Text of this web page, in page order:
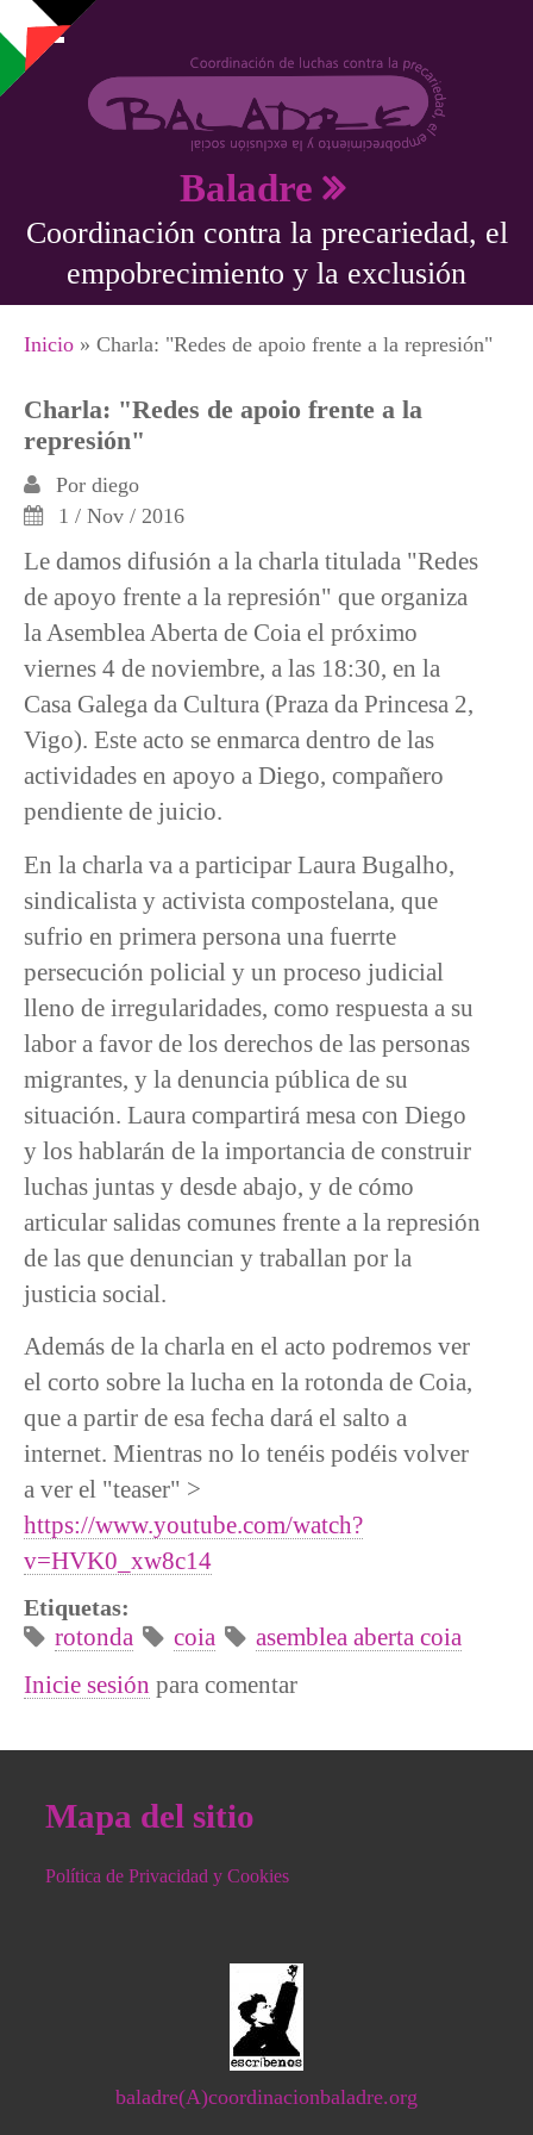
Pasar al contenido principal
Baladre
Coordinación contra la precariedad, el
empobrecimiento y la exclusión
Se encuentra usted aquí
Inicio » Charla: "Redes de apoio frente a la represión"
Charla: "Redes de apoio frente a la
represión"
Por diego
1 / Nov / 2016
Le damos difusión a la charla titulada "Redes
de apoyo frente a la represión" que organiza
la Asemblea Aberta de Coia el próximo
viernes 4 de noviembre, a las 18:30, en la
Casa Galega da Cultura (Praza da Princesa 2,
Vigo). Este acto se enmarca dentro de las
actividades en apoyo a Diego, compañero
pendiente de juicio.
En la charla va a participar Laura Bugalho,
sindicalista y activista compostelana, que
sufrio en primera persona una fuerrte
persecución policial y un proceso judicial
lleno de irregularidades, como respuesta a su
labor a favor de los derechos de las personas
migrantes, y la denuncia pública de su
situación. Laura compartirá mesa con Diego
y los hablarán de la importancia de construir
luchas juntas y desde abajo, y de cómo
articular salidas comunes frente a la represión
de las que denuncian y traballan por la
justicia social.
Además de la charla en el acto podremos ver
el corto sobre la lucha en la rotonda de Coia,
que a partir de esa fecha dará el salto a
internet. Mientras no lo tenéis podéis volver
a ver el "teaser" >
https://www.youtube.com/watch?
v=HVK0_xw8c14
Etiquetas:
rotonda coia
asemblea aberta coia
Inicie sesión para comentar
Mapa del sitio
Política de Privacidad y Cookies
baladre(A)coordinacionbaladre.org